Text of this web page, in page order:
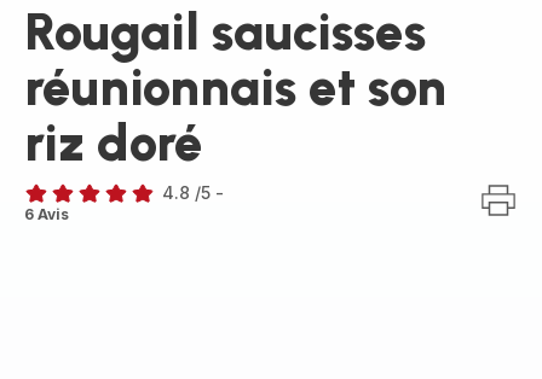
Rougail saucisses
réunionnais et son
riz doré
ratings.4.8
4.8 /5 -
6 Avis